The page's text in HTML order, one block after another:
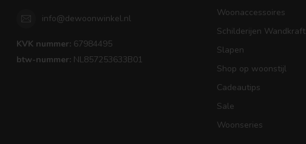
info@dewoonwinkel.nl
KVK nummer: 67984495
btw-nummer: NL857253633B01
Woonaccessoires
Schilderijen Wandkraft
Slapen
Shop op woonstijl
Cadeautips
Sale
Woonseries